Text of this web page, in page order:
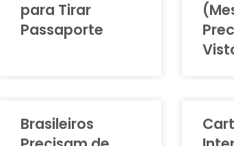
para Tirar
Passaporte
Brasileiros